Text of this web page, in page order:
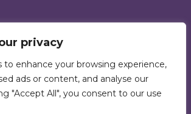
privacy
to enhance your browsing experience,
ads or content, and analyse our
"Accept All", you consent to our use